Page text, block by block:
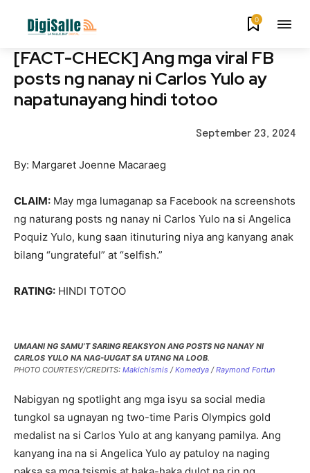
0
[FACT-CHECK] Ang mga viral FB
posts ng nanay ni Carlos Yulo ay
napatunayang hindi totoo
September 23, 2024
By: Margaret Joenne Macaraeg
CLAIM: May mga lumaganap sa Facebook na screenshots
ng naturang posts ng nanay ni Carlos Yulo na si Angelica
Poquiz Yulo, kung saan itinuturing niya ang kanyang anak
bilang “ungrateful” at “selfish.”
RATING: HINDI TOTOO
UMAANI NG SAMU’T SARING REAKSYON ANG POSTS NG NANAY NI
CARLOS YULO NA NAG-UUGAT SA UTANG NA LOOB.
PHOTO COURTESY/CREDITS: Makichismis /Komedya /Raymond Fortun
Nabigyan ng spotlight ang mga isyu sa social media
tungkol sa ugnayan ng two-time Paris Olympics gold
medalist na si Carlos Yulo at ang kanyang pamilya. Ang
kanyang ina na si Angelica Yulo ay patuloy na naging